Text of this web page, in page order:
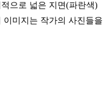
으로 넓은 지면(파란색)
미지는 작가의 사진들을